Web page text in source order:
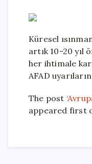
Küresel
artık 10-20 yıl
her ihtimale
AFAD
The post
appeared first